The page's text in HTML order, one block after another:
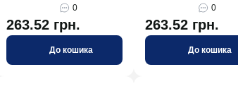
0
263.52 грн.
До кошика
0
263.52 грн.
До кошика